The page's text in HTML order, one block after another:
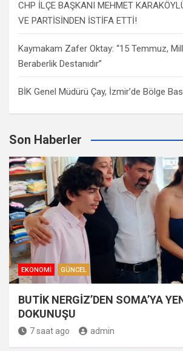
CHP İLÇE BAŞKANI MEHMET
VE PARTİSİNDEN İSTİFA ETTİ!
Kaymakam Zafer Oktay: “15 Temmuz,
Beraberlik Destanıdır”
BİK Genel Müdürü Çay, İzmir’de Bölge
Son Haberler
EKONOMI GÜNCEL
BUTİK NERGİZ’DEN SOMA’YA
DOKUNUŞU
7 saat ago admin